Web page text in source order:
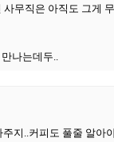
무직은 아직도 그게
나는데두..
지..커피도 풀줄 알아